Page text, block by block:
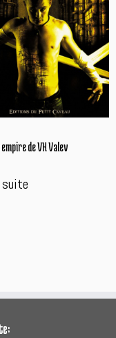
de VK Valev